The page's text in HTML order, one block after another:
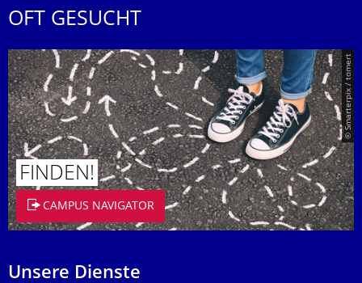
OFT GESUCHT
© Smarterpix / tomert
FINDEN!
CAMPUS NAVIGATOR
Unsere Dienste